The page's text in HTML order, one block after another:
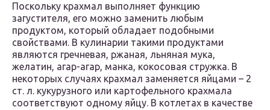
Поскольку крахмал выполняет функцию
загустителя, его можно заменить любым
продуктом, который обладает подобными
свойствами. В кулинарии такими продуктами
являются гречневая, ржаная, льняная мука,
желатин, агар-агар, манка, кокосовая стружка. В
некоторых случаях крахмал заменяется яйцами – 2
ст. л. кукурузного или картофельного крахмала
соответствуют одному яйцу. В котлетах в качестве